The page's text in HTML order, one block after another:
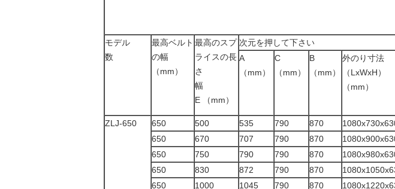
モデル
数
最高ベルト
の幅
（mm）
最高のスプ
ライスの長
さ
幅
E （mm）
次元を押して下さい
A
（mm）
C
（mm）
B
（mm）
外のり寸法
（LxWxH）
（mm）
ZLJ-650 650 500 535 790 870
650
670 707 790 870
650
750 790 790 870
650
830 872 790 870
650
1000 1045 790 870